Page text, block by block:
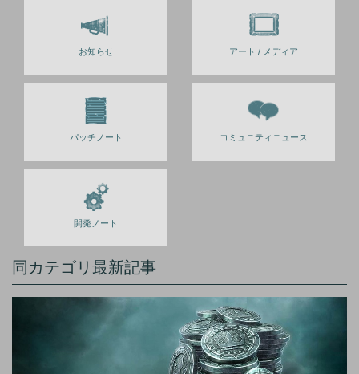
お知らせ アート / メディア
パッチノート コミュニティニュース
開発ノート
同カテゴリ最新記事